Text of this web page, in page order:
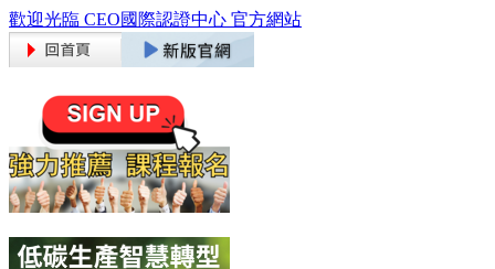
歡迎光臨 CEO國際認證中心 官方網站